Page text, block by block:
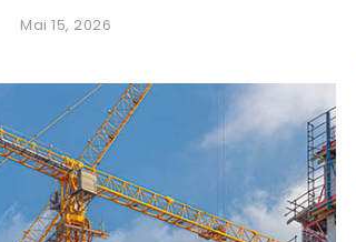
Mai 15, 2026